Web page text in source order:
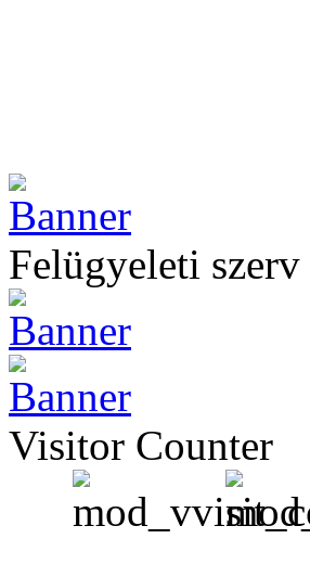
Felügyeleti szerv
Visitor Counter